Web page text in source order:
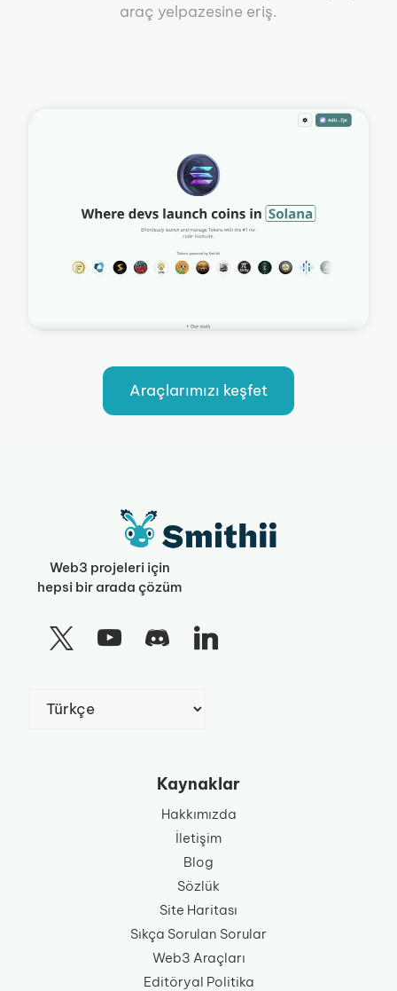
araç yelpazesine eriş.
Araçlarımızı keşfet
Web3 projeleri için
hepsi bir arada çözüm
Seç
Kaynaklar
Hakkımızda
İletişim
Blog
Sözlük
Site Haritası
Sıkça Sorulan Sorular
Web3 Araçları
Editöryal Politika